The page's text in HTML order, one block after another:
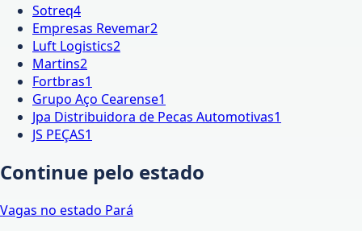
Sotreq4
Empresas Revemar2
Luft Logistics2
Martins2
Fortbras1
Grupo Aço Cearense1
Jpa Distribuidora de Pecas Automotivas1
JS PEÇAS1
Continue pelo estado
Vagas no estado Pará